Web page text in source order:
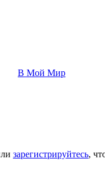
В Мой Мир
зарегистрируйтесь,